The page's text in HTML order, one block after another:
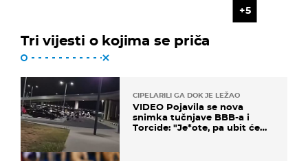
5
Tri vijesti o kojima se priča
CIPELARILI GA DOK JE LEŽAO
VIDEO Pojavila se nova
snimka tučnjave BBB-a i
Torcide: "Je*ote, pa ubit će